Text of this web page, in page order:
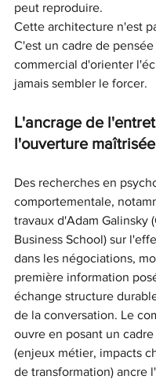
peut reproduire.
Cette architecture n'est
C'est un cadre de
commercial d'orienter
jamais sembler le forcer.
L'ancrage de
l'ouverture maîtrisée
Des recherches en
comportementale,
travaux d'Adam Galinsky
Business School) sur
dans les négociations,
première information
échange structure
de la conversation. Le
ouvre en posant un
(enjeux métier, impacts
de transformation) ancre